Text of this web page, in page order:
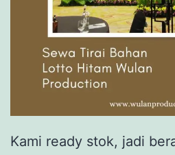
Kami ready stok, jadi